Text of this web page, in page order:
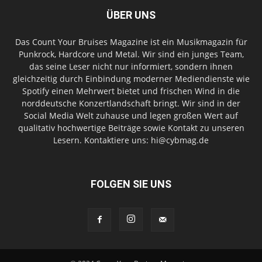
ÜBER UNS
Das Count Your Bruises Magazine ist ein Musikmagazin für
Punkrock, Hardcore und Metal. Wir sind ein junges Team,
das seine Leser nicht nur informiert, sondern ihnen
gleichzeitig durch Einbindung moderner Mediendienste wie
Spotify einen Mehrwert bietet und frischen Wind in die
norddeutsche Konzertlandschaft bringt. Wir sind in der
Social Media Welt zuhause und legen großen Wert auf
qualitativ hochwertige Beiträge sowie Kontakt zu unseren
Lesern. Kontaktiere uns: hi@cybmag.de
FOLGEN SIE UNS